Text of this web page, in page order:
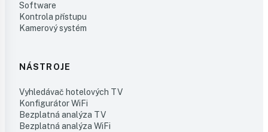
Software
Kontrola přístupu
Kamerový systém
NÁSTROJE
Vyhledávač hotelových TV
Konfigurátor WiFi
Bezplatná analýza TV
Bezplatná analýza WiFi